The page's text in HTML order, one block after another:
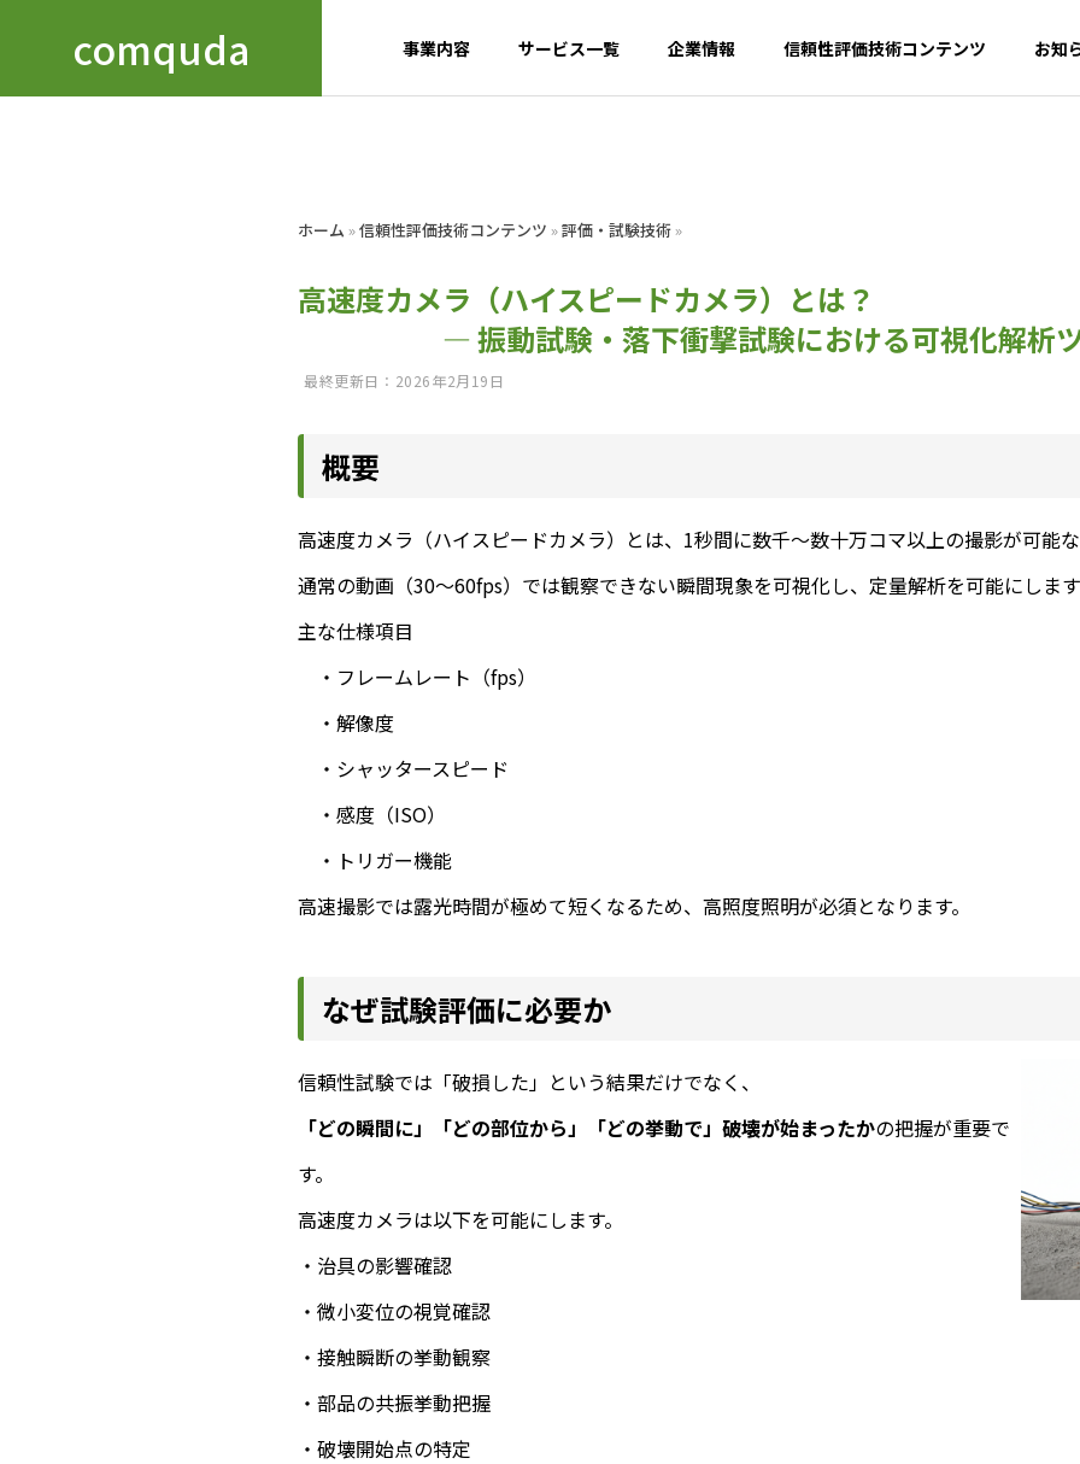
comquda 事業内容 サービス一覧 企業情報 信頼性評価技術コンテンツ お知
GREETING
ホーム »信頼性評価技術コンテンツ »評価・試験技術»
高速度カメラ（ハイスピードカメラ）とは？
― 振動試験・落下衝撃試験における可視化解析
最終更新日：2026年2月19日
概要
高速度カメラ（ハイスピードカメラ）とは、1秒間に数千～数十万コマ以上の撮影が可能
通常の動画（30～60fps）では観察できない瞬間現象を可視化し、定量解析を可能にしま
主な仕様項目
・フレームレート（fps）
・解像度
・シャッタースピード
・感度（ISO）
・トリガー機能
高速撮影では露光時間が極めて短くなるため、高照度照明が必須となります。
なぜ試験評価に必要か
信頼性試験では「破損した」という結果だけでなく、
「どの瞬間に」「どの部位から」「どの挙動で」破壊が始まったかの把握が重要で
す。
高速度カメラは以下を可能にします。
・治具の影響確認
・微小変位の視覚確認
・接触瞬断の挙動観察
・部品の共振挙動把握
・破壊開始点の特定